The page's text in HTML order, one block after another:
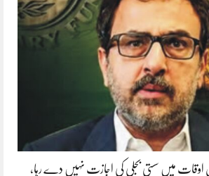
میں سستی بجلی کی اجازت نہیں دے رہا،